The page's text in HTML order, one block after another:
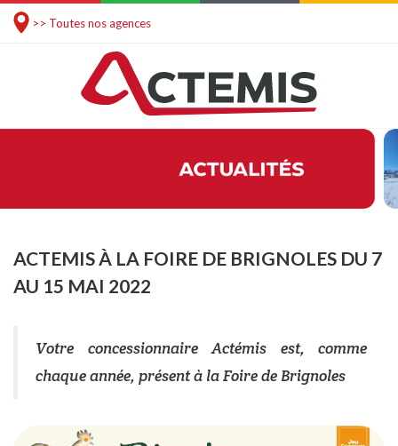
>> Toutes nos agences
ACTEMIS À LA FOIRE DE BRIGNOLES DU 7
AU 15 MAI 2022
Votre concessionnaire Actémis est, comme
chaque année, présent à la Foire de Brignoles